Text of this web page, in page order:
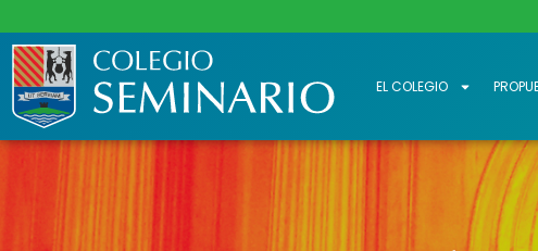
EL COLEGIO